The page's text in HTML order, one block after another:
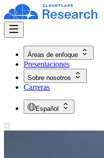
Áreas de enfoque
Presentaciones
Sobre nosotros
Carreras
Español